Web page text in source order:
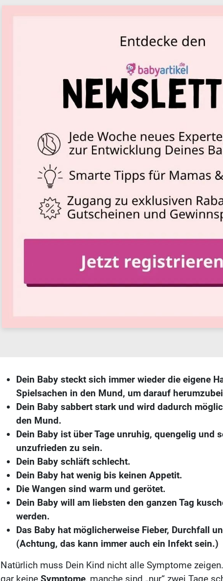
Dein Baby steckt sich immer wieder die eigene
Spielsachen in den Mund, um darauf
Dein Baby sabbert stark und wird dadurch
den Mund.
Dein Baby ist über Tage unruhig, quengelig und
unzufrieden zu sein.
Dein Baby schläft schlecht.
Dein Baby hat wenig bis keinen Appetit.
Die Wangen sind warm und gerötet.
Dein Baby will am liebsten den ganzen Tag
werden.
Das Baby hat möglicherweise Fieber, Durchfall
(Achtung, das kann immer auch ein Infekt sein.)
Natürlich muss Dein Kind nicht alle Symptome